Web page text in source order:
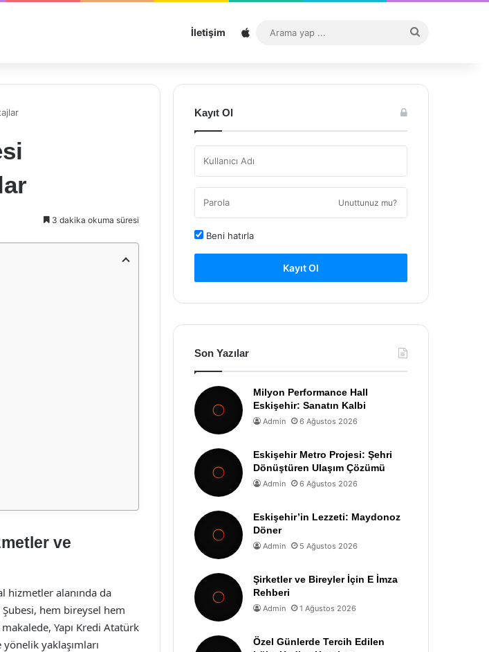
İletişim Sitemap
...
3 dakika okuma süresi
ve
hizmetler alanında da
hem bireysel hem
Yapı Kredi Atatürk
yaklaşımları
Kayıt Ol
Unuttunuz mu?
Beni hatırla
Kayıt Ol
Son Yazılar
Milyon Performance Hall
Eskişehir: Sanatın Kalbi
Admin 6 Ağustos 2026
Eskişehir Metro Projesi: Şehri
Dönüştüren Ulaşım Çözümü
Admin 6 Ağustos 2026
Eskişehir’in Lezzeti: Maydonoz
Döner
Admin 5 Ağustos 2026
Şirketler ve Bireyler İçin E İmza
Rehberi
Admin 1 Ağustos 2026
Özel Günlerde Tercih Edilen